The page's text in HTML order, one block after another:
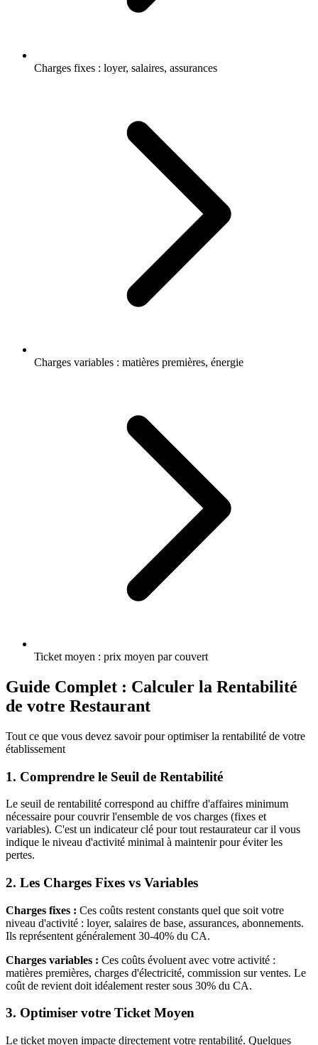
Charges fixes : loyer, salaires, assurances
Charges variables : matières premières, énergie
Ticket moyen : prix moyen par couvert
Guide Complet : Calculer la Rentabilité
de votre Restaurant
Tout ce que vous devez savoir pour optimiser la rentabilité de votre
établissement
1. Comprendre le Seuil de Rentabilité
Le seuil de rentabilité correspond au chiffre d'affaires minimum
nécessaire pour couvrir l'ensemble de vos charges (fixes et
variables). C'est un indicateur clé pour tout restaurateur car il vous
indique le niveau d'activité minimal à maintenir pour éviter les
pertes.
2. Les Charges Fixes vs Variables
Charges fixes : Ces coûts restent constants quel que soit votre
niveau d'activité : loyer, salaires de base, assurances, abonnements.
Ils représentent généralement 30-40% du CA.
Charges variables : Ces coûts évoluent avec votre activité :
matières premières, charges d'électricité, commission sur ventes. Le
coût de revient doit idéalement rester sous 30% du CA.
3. Optimiser votre Ticket Moyen
Le ticket moyen impacte directement votre rentabilité. Quelques